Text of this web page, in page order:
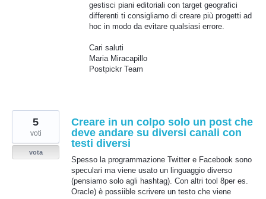
gestisci piani editoriali con target geografici
differenti ti consigliamo di creare più progetti ad
hoc in modo da evitare qualsiasi errore.
Cari saluti
Maria Miracapillo
Postpickr Team
Creare in un colpo solo un post che
deve andare su diversi canali con
testi diversi
Spesso la programmazione Twitter e Facebook sono
speculari ma viene usato un linguaggio diverso
(pensiamo solo agli hashtag). Con altri tool 8per es.
Oracle) è possiible scrivere un testo che viene
5
voti
vota